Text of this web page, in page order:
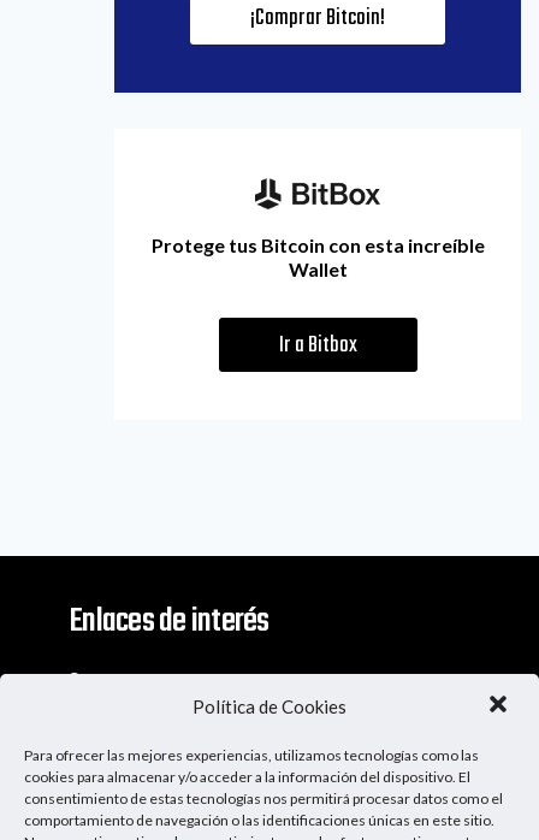
Política de Cookies
Para ofrecer las mejores experiencias, utilizamos tecnologías como las
cookies para almacenar y/o acceder a la información del dispositivo. El
consentimiento de estas tecnologías nos permitirá procesar datos como el
comportamiento de navegación o las identificaciones únicas en este sitio.
¡Comprar Bitcoin!
Protege tus Bitcoin con esta increíble
Wallet
Ir a Bitbox
Enlaces de interés
Contacto
Descargo De Responsabilidad
Apoya al Podcast
Ser Patrocinador